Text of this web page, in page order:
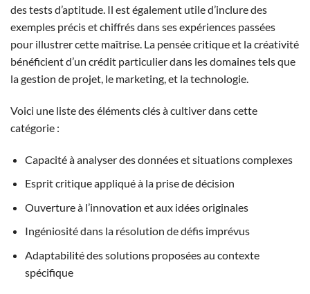
des tests d’aptitude. Il est également utile d’inclure des
exemples précis et chiffrés dans ses expériences passées
pour illustrer cette maîtrise. La pensée critique et la créativité
bénéficient d’un crédit particulier dans les domaines tels que
la gestion de projet, le marketing, et la technologie.
Voici une liste des éléments clés à cultiver dans cette
catégorie :
Capacité à analyser des données et situations complexes
Esprit critique appliqué à la prise de décision
Ouverture à l’innovation et aux idées originales
Ingéniosité dans la résolution de défis imprévus
Adaptabilité des solutions proposées au contexte
spécifique